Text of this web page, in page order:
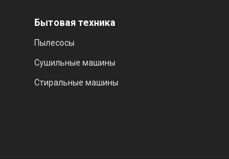
Бытовая техника
Пылесосы
Сушильные машины
Стиральные машины